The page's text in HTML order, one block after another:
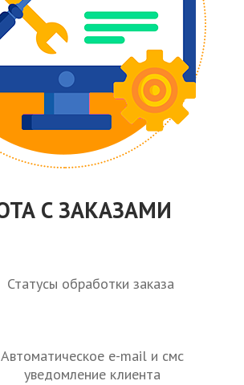
С ЗАКАЗАМИ
Статусы обработки заказа
Автоматическое e-mail и смс
уведомление клиента